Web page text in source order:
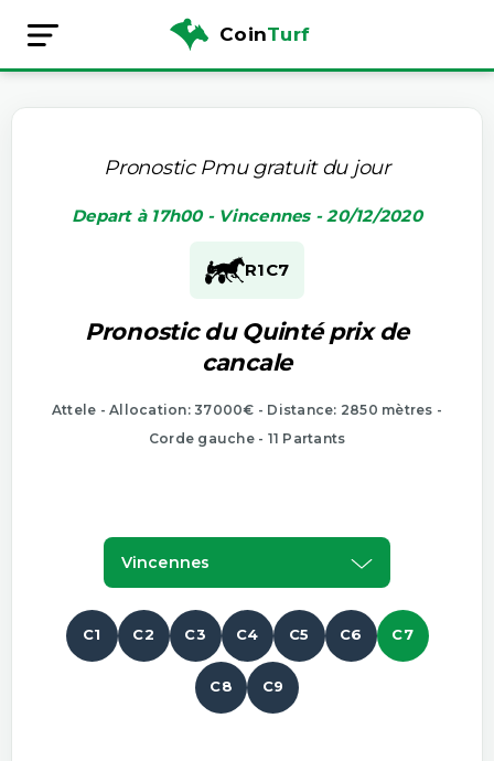
CoinTurf
Pronostic Pmu gratuit du jour
Depart à 17h00 - Vincennes - 20/12/2020
R1C7
Pronostic du Quinté prix de
cancale
Attele - Allocation: 37000€ - Distance: 2850 mètres -
Corde gauche - 11 Partants
Vincennes
C1 C2 C3 C4 C5 C6 C7
C8 C9